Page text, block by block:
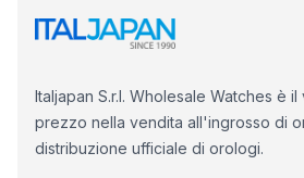
Italjapan S.r.l. Wholesale Watches è
prezzo nella vendita all'ingrosso di
distribuzione ufficiale di orologi.